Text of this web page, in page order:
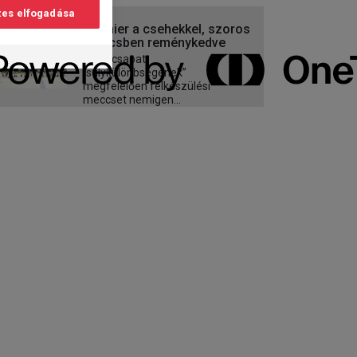
Premier a csehekkel, szoros
meccsben reménykedve
A két csapat
“súlykülönbségének”
megfelelően felkészülési
meccset nemigen...
elfogadása